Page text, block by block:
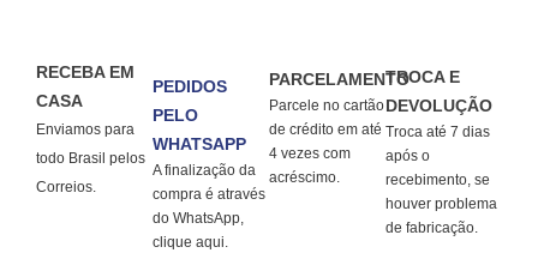
RECEBA EM
CASA
Enviamos para
todo Brasil pelos
Correios.
PEDIDOS
PELO
WHATSAPP
A finalização da
compra é através
do WhatsApp,
clique aqui.
PARCELAMENTO
Parcele no cartão
de crédito em até
4 vezes com
acréscimo.
TROCA E
DEVOLUÇÃO
Troca até 7 dias
após o
recebimento, se
houver problema
de fabricação.